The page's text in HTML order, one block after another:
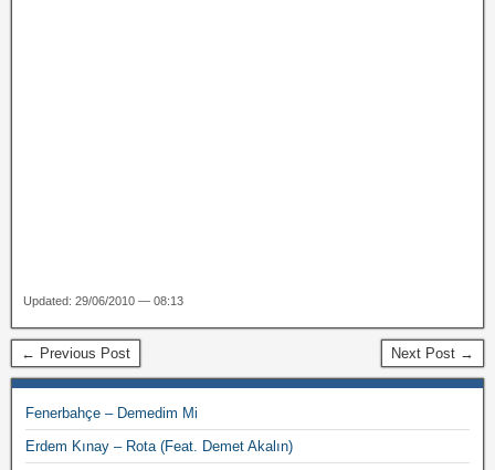
Updated: 29/06/2010 — 08:13
← Previous Post Next Post →
Fenerbahçe – Demedim Mi
Erdem Kınay – Rota (Feat. Demet Akalın)